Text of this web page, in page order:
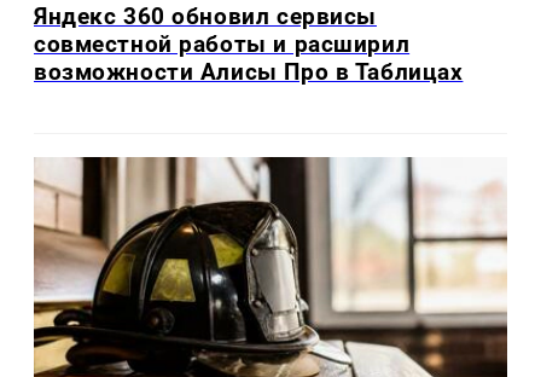
Яндекс 360 обновил сервисы
совместной работы и расширил
возможности Алисы Про в Таблицах